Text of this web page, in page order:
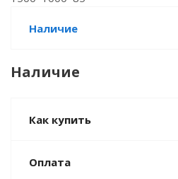
Наличие
Наличие
Как купить
Оплата